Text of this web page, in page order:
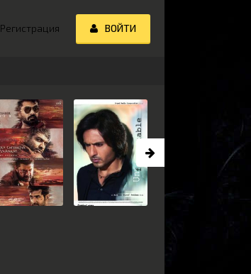
Регистрация ВОЙТИ